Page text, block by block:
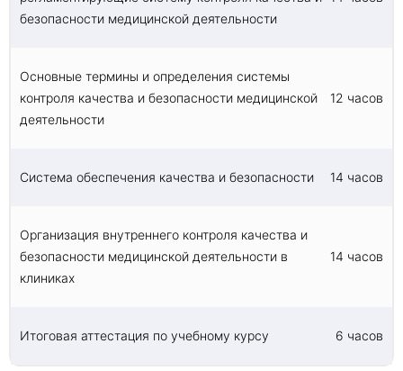
безопасности медицинской деятельности
Основные термины и определения системы
контроля качества и безопасности медицинской
деятельности
12 часов
Система обеспечения качества и безопасности 14 часов
Организация внутреннего контроля качества и
безопасности медицинской деятельности в
клиниках
14 часов
Итоговая аттестация по учебному курсу 6 часов